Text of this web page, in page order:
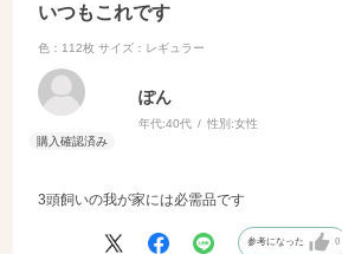
いつもこれです
色：112枚 サイズ：レギュラー
ぽん
年代:40代 性別:女性
3頭飼いの我が家には必需品です
参考になった 0